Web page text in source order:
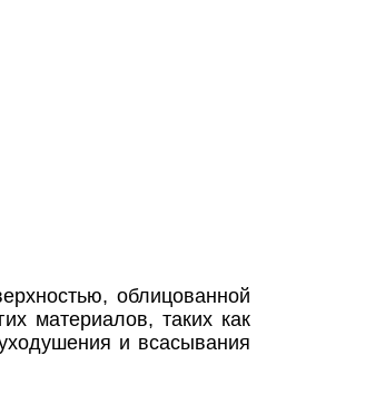
облицованной
материалов, таких как
и всасывания